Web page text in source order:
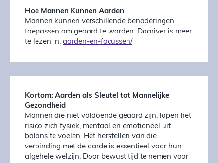
Hoe Mannen Kunnen Aarden
Mannen kunnen verschillende benaderingen
toepassen om geaard te worden. Daariver is meer
te lezen in: aarden-en-focussen/
Kortom: Aarden als Sleutel tot Mannelijke
Gezondheid
Mannen die niet voldoende geaard zijn, lopen het
risico zich fysiek, mentaal en emotioneel uit
balans te voelen. Het herstellen van die
verbinding met de aarde is essentieel voor hun
algehele welzijn. Door bewust tijd te nemen voor